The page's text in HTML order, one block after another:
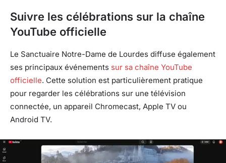
Suivre les célébrations sur la chaîne
YouTube officielle
Le Sanctuaire Notre-Dame de Lourdes diffuse également
ses principaux événements sur sa chaîne YouTube
officielle. Cette solution est particulièrement pratique
pour regarder les célébrations sur une télévision
connectée, un appareil Chromecast, Apple TV ou
Android TV.